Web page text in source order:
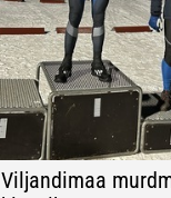
Viljandimaa